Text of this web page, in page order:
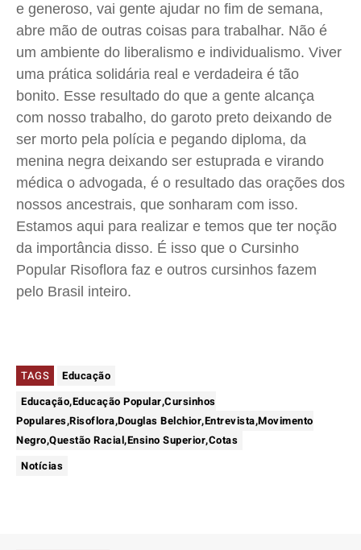
e generoso, vai gente ajudar no fim de semana,
abre mão de outras coisas para trabalhar. Não é
um ambiente do liberalismo e individualismo. Viver
uma prática solidária real e verdadeira é tão
bonito. Esse resultado do que a gente alcança
com nosso trabalho, do garoto preto deixando de
ser morto pela polícia e pegando diploma, da
menina negra deixando ser estuprada e virando
médica o advogada, é o resultado das orações dos
nossos ancestrais, que sonharam com isso.
Estamos aqui para realizar e temos que ter noção
da importância disso. É isso que o Cursinho
Popular Risoflora faz e outros cursinhos fazem
pelo Brasil inteiro.
TAGS
Educação
Educação,Educação Popular,Cursinhos
Populares,Risoflora,Douglas Belchior,Entrevista,Movimento
Negro,Questão Racial,Ensino Superior,Cotas
Notícias